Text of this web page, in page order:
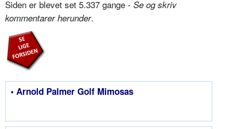
Siden er blevet set 5.337 gange - Se og skriv
kommentarer herunder.
• Arnold Palmer Golf Mimosas